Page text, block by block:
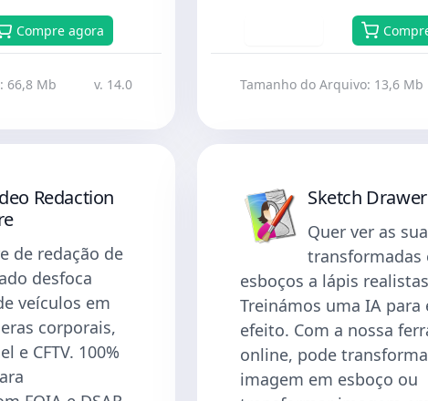
Compre agora
66,8 Mb v. 14.0 Tamanho do Arquivo: 13,6 Mb
Redaction
de redação de
desfoca
veículos em
corporais,
e CFTV. 100%
Sketch Drawer
Quer ver as
transformadas
esboços a lápis
Treinámos uma IA para
efeito. Com a nossa
online, pode
imagem em esboço ou